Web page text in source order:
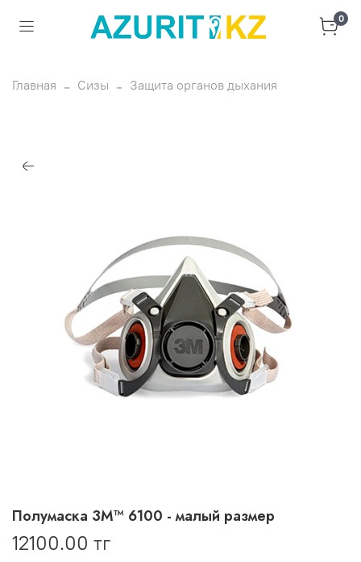
0
Главная Сизы Защита органов дыхания
Полумаска 3М™ 6100 - малый размер
12100.00 тг